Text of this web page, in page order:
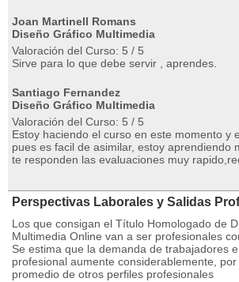
Joan Martinell Romans
Diseño Gráfico Multimedia
Valoración del Curso: 5 / 5
Sirve para lo que debe servir , aprendes.
Santiago Fernandez
Diseño Gráfico Multimedia
Valoración del Curso: 5 / 5
Estoy haciendo el curso en este momento y
pues es facil de asimilar, estoy aprendiendo
te responden las evaluaciones muy
Perspectivas Laborales y Salidas
Los que consigan el Título Homologado de
Multimedia Online van a ser profesionales
Se estima que la demanda de trabajadores
profesional aumente considerablemente,
promedio de otros perfiles profesionales